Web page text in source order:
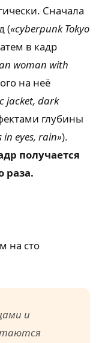
Сначала
(«cyberpunk Tokyo
в кадр
woman with
на неё
jacket, dark
глубины
in eyes, rain»).
получается
раза.
на сто
и